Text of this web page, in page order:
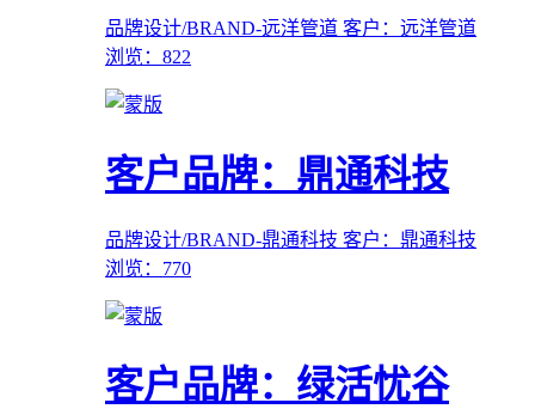
品牌设计/BRAND-远洋管道 客户：远洋管道
浏览：822
客户品牌：鼎通科技
品牌设计/BRAND-鼎通科技 客户：鼎通科技
浏览：770
客户品牌：绿活忧谷